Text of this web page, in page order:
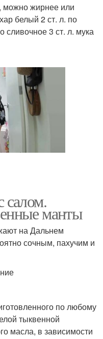
можно жирнее или
белый 2 ст. л. по
сливочное 3 ст. л. мука
манты
на Дальнем
сочным, пахучим и
по любому
тыквенной
масла, в зависимости